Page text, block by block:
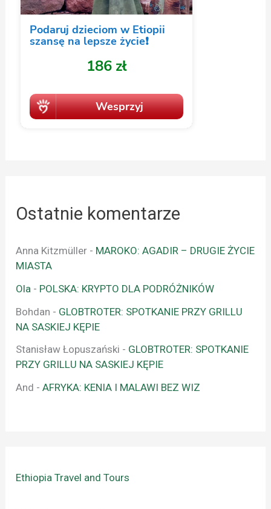
Ostatnie komentarze
Anna Kitzmüller - MAROKO: AGADIR – DRUGIE ŻYCIE
MIASTA
Ola - POLSKA: KRYPTO DLA PODRÓŻNIKÓW
Bohdan - GLOBTROTER: SPOTKANIE PRZY GRILLU
NA SASKIEJ KĘPIE
Stanisław Łopuszański - GLOBTROTER: SPOTKANIE
PRZY GRILLU NA SASKIEJ KĘPIE
And -AFRYKA: KENIA I MALAWI BEZ WIZ
Ethiopia Travel and Tours